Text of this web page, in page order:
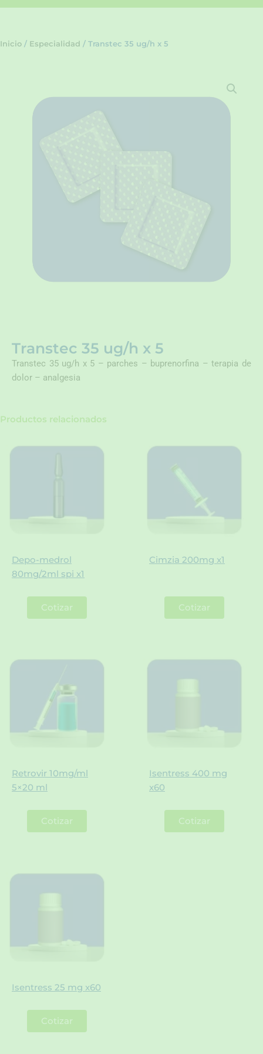
Inicio / Especialidad / Transtec 35 ug/h x 5
Transtec 35 ug/h x 5
Transtec 35 ug/h x 5 – parches – buprenorfina – terapia de
dolor – analgesia
Productos relacionados
Depo-medrol
80mg/2ml spi x1
Cotizar
Cimzia 200mg x1
Cotizar
Retrovir 10mg/ml
5×20 ml
Cotizar
Isentress 400 mg
x60
Cotizar
Isentress 25 mg x60
Cotizar